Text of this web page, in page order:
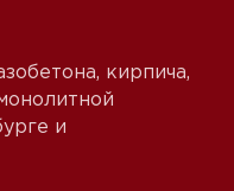
кирпича,
и